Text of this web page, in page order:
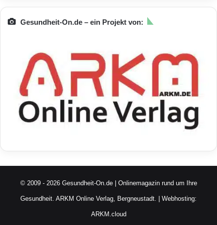
Gesundheit-On.de – ein Projekt von:
© 2009 - 2026 Gesundheit-On.de | Onlinemagazin rund um Ihre
Gesundheit. ARKM Online Verlag, Bergneustadt. | Webhosting:
ARKM.cloud